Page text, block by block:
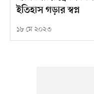
ইতিহাস গড়ার স্বপ্ন
১৮ মে ২০২৩